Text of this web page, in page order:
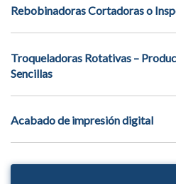
Rebobinadoras Cortadoras o
Troqueladoras Rotativas –
Sencillas
Acabado de impresión digital